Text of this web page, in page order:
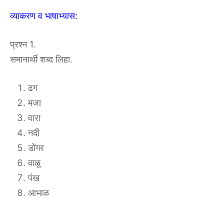
व्याकरण व भाषाभ्यास:
प्रश्न 1.
समानार्थी शब्द लिहा.
ढग
मजा
वारा
नदी
डोंगर
वाळू
पंख
आभाळ